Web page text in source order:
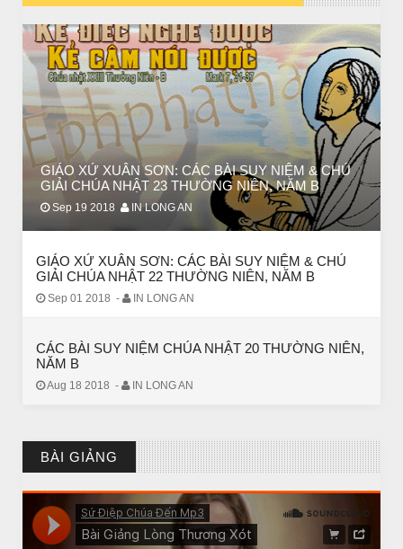
// VIEW MORE BY SUY NIỆM CHÚA NHẬT-LỄ TRỌNG
GIÁO XỨ XUÂN SƠN: CÁC BÀI SUY NIỆM & CHÚ
GIẢI CHÚA NHẬT 23 THƯỜNG NIÊN, NĂM B
Sep 19 2018 IN LONG AN
GIÁO XỨ XUÂN SƠN: CÁC BÀI SUY NIỆM & CHÚ
GIẢI CHÚA NHẬT 22 THƯỜNG NIÊN, NĂM B
Sep 01 2018 - IN LONG AN
CÁC BÀI SUY NIỆM CHÚA NHẬT 20 THƯỜNG NIÊN,
NĂM B
Aug 18 2018 - IN LONG AN
BÀI GIẢNG
CHUYỆN Ý NGHĨA
Chuyen Y Nghia: Thien Chua Luon Tha Thu
BÀI NỔI BẬT